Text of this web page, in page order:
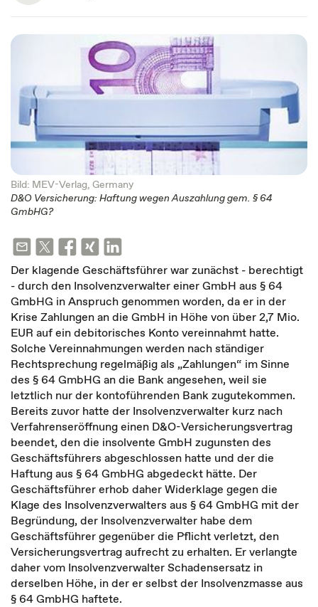
Bild: MEV-Verlag, Germany
D&O Versicherung: Haftung wegen Auszahlung gem. § 64
GmbHG?
Der klagende Geschäftsführer war zunächst - berechtigt
- durch den Insolvenzverwalter einer GmbH aus § 64
GmbHG in Anspruch genommen worden, da er in der
Krise Zahlungen an die GmbH in Höhe von über 2,7 Mio.
EUR auf ein debitorisches Konto vereinnahmt hatte.
Solche Vereinnahmungen werden nach ständiger
Rechtsprechung regelmäßig als „Zahlungen“ im Sinne
des § 64 GmbHG an die Bank angesehen, weil sie
letztlich nur der kontoführenden Bank zugutekommen.
Bereits zuvor hatte der Insolvenzverwalter kurz nach
Verfahrenseröffnung einen D&O-Versicherungsvertrag
beendet, den die insolvente GmbH zugunsten des
Geschäftsführers abgeschlossen hatte und der die
Haftung aus § 64 GmbHG abgedeckt hätte. Der
Geschäftsführer erhob daher Widerklage gegen die
Klage des Insolvenzverwalters aus § 64 GmbHG mit der
Begründung, der Insolvenzverwalter habe dem
Geschäftsführer gegenüber die Pflicht verletzt, den
Versicherungsvertrag aufrecht zu erhalten. Er verlangte
daher vom Insolvenzverwalter Schadensersatz in
derselben Höhe, in der er selbst der Insolvenzmasse aus
§ 64 GmbHG haftete.